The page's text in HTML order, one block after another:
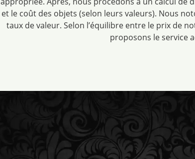
et le coût des objets (selon leurs valeurs). Nous
taux de valeur. Selon l’équilibre entre le prix de
proposons le service